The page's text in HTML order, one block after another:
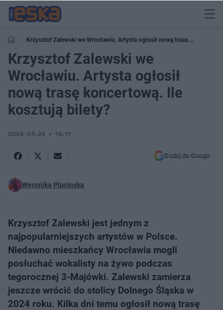
Krzysztof Zalewski we Wrocławiu. Artysta ogłosił nową trasę
koncertową. Ile kosztują bilety?
Krzysztof Zalewski we
Wrocławiu. Artysta ogłosił
nową trasę koncertową. Ile
kosztują bilety?
2024-05-24 14:11
Dodaj do Google
Weronika Plucinska
Krzysztof Zalewski jest jednym z
najpopularniejszych artystów w Polsce.
Niedawno mieszkańcy Wrocławia mogli
posłuchać wokalisty na żywo podczas
tegorocznej 3-Majówki. Zalewski zamierza
jeszcze wrócić do stolicy Dolnego Śląska w
2024 roku. Kilka dni temu ogłosił nową trasę